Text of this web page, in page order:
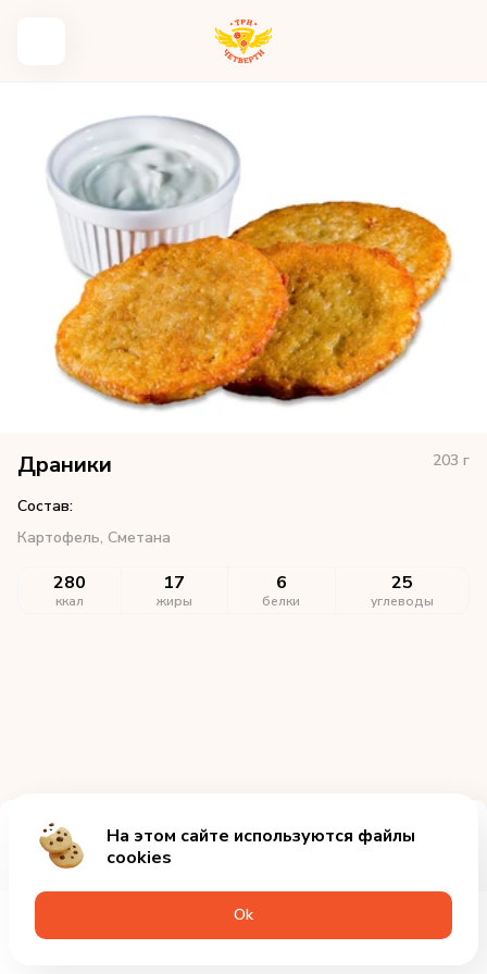
Драники 203 г
Состав:
Картофель, Сметана
280
ккал
17
жиры
6
белки
25
углеводы
Добавить за 235₽
На этом сайте используются файлы
cookies
Оk